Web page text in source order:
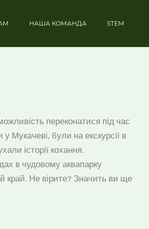
НАША КОМАНДА STEM
переконатися під час
Мукачеві, були на екскурсії в
історії кохання.
в чудовому аквапарку
край. Не вірите? Значить ви ще